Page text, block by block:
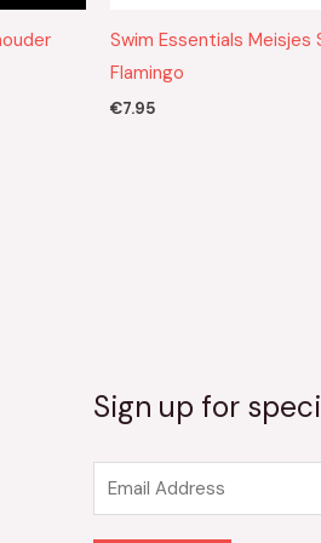
Swim Essentials Meisjes
Flamingo
€7.95
Sign up for
m